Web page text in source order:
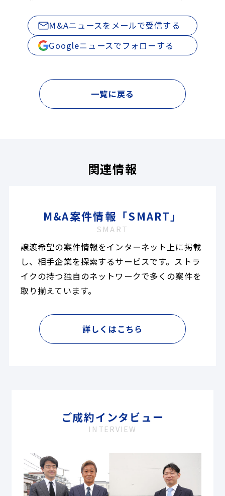
M&Aニュースをメールで受信する
Googleニュースでフォローする
一覧に戻る
関連情報
M&A案件情報「SMART」
SMART
譲渡希望の案件情報をインターネット上に掲載
し、相手企業を探索するサービスです。ストラ
イクの持つ独自のネットワークで多くの案件を
取り揃えています。
詳しくはこちら
ご成約インタビュー
INTERVIEW